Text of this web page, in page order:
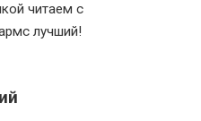
читаем с
лучший!